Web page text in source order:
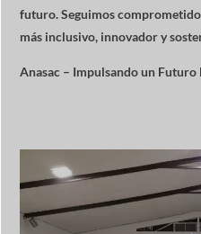
futuro. Seguimos
más inclusivo, innovador y
Anasac – Impulsando un Futuro